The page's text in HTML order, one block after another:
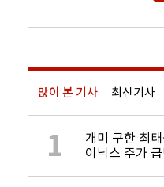
많이 본 기사 최신기사
1
개미 구한 최
이닉스 주가